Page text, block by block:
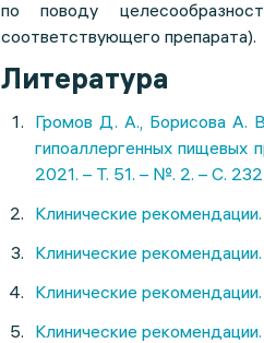
по поводу
соответствующего препарата).
Литература
Громов Д. А., Борисова А.
гипоаллергенных пищевых
2021. – Т. 51. – №. 2. – С.
Клинические
Клинические
Клинические
Клинические